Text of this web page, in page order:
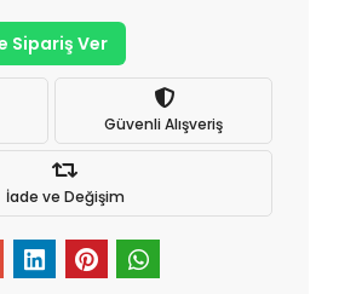
Sipariş Ver
Güvenli Alışveriş
İade ve Değişim